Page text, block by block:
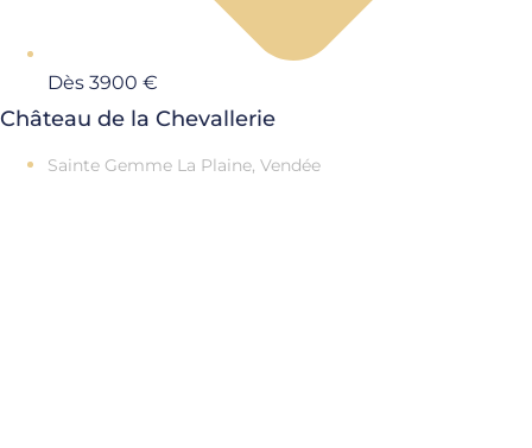
Dès 3900 €
Château de la Chevallerie
Sainte Gemme La Plaine, Vendée